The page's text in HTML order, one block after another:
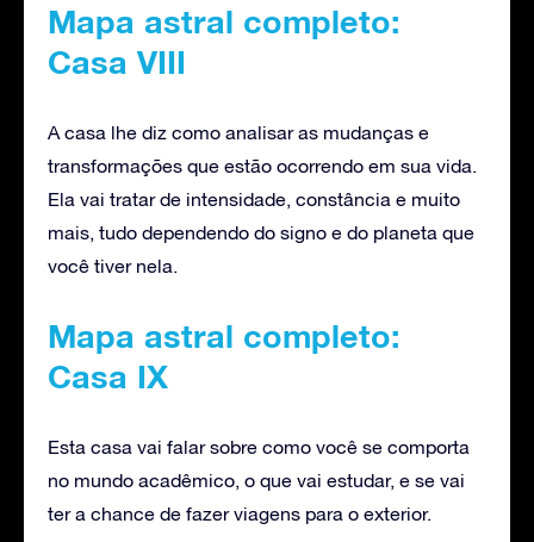
Mapa astral completo:
Casa VIII
A casa lhe diz como analisar as mudanças e
transformações que estão ocorrendo em sua vida.
Ela vai tratar de intensidade, constância e muito
mais, tudo dependendo do signo e do planeta que
você tiver nela.
Mapa astral completo:
Casa IX
Esta casa vai falar sobre como você se comporta
no mundo acadêmico, o que vai estudar, e se vai
ter a chance de fazer viagens para o exterior.